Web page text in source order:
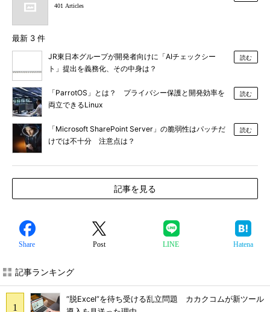
401 Articles
最新 3 件
JR東日本グループが開発者向けに「AIチェックシー
ト」提出を義務化、その中身は？
読む
「ParrotOS」とは？ プライバシー保護と開発効率を
両立できるLinux
読む
「Microsoft SharePoint Server」の脆弱性はパッチだ
けでは不十分 注意点は？
読む
記事を見る
Share Post LINE Hatena
記事ランキング
“脱Excel”を待ち受ける乱立問題 カカクコムが新ツール